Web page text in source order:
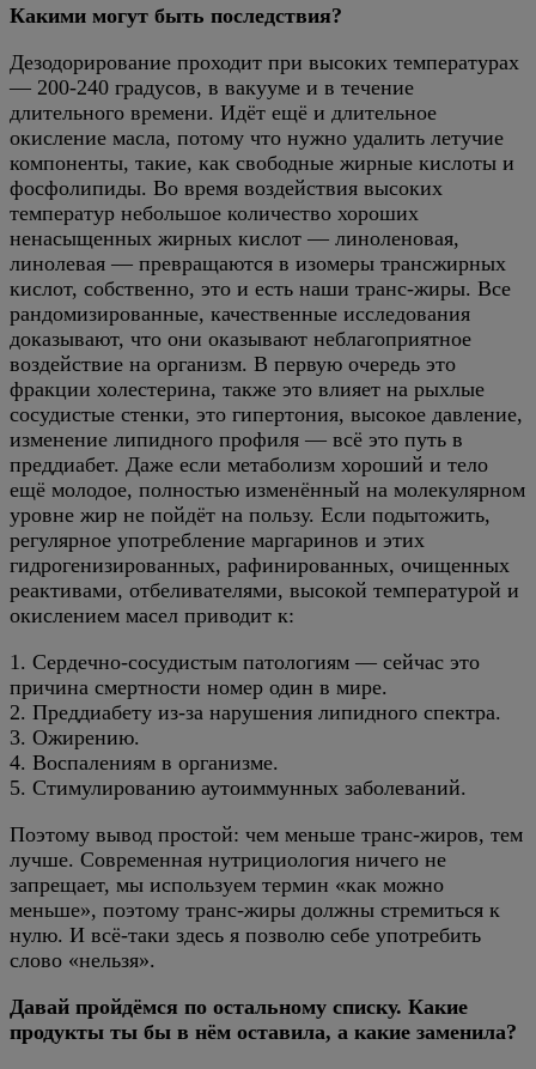
Какими могут быть последствия?
Дезодорирование проходит при высоких температурах
— 200-240 градусов, в вакууме и в течение
длительного времени. Идёт ещё и длительное
окисление масла, потому что нужно удалить летучие
компоненты, такие, как свободные жирные кислоты и
фосфолипиды. Во время воздействия высоких
температур небольшое количество хороших
ненасыщенных жирных кислот — линоленовая,
линолевая — превращаются в изомеры трансжирных
кислот, собственно, это и есть наши транс-жиры. Все
рандомизированные, качественные исследования
доказывают, что они оказывают неблагоприятное
воздействие на организм. В первую очередь это
фракции холестерина, также это влияет на рыхлые
сосудистые стенки, это гипертония, высокое давление,
изменение липидного профиля — всё это путь в
преддиабет. Даже если метаболизм хороший и тело
ещё молодое, полностью изменённый на молекулярном
уровне жир не пойдёт на пользу. Если подытожить,
регулярное употребление маргаринов и этих
гидрогенизированных, рафинированных, очищенных
реактивами, отбеливателями, высокой температурой и
окислением масел приводит к:
1. Сердечно-сосудистым патологиям — сейчас это
причина смертности номер один в мире.
2. Преддиабету из-за нарушения липидного спектра.
3. Ожирению.
4. Воспалениям в организме.
5. Стимулированию аутоиммунных заболеваний.
Поэтому вывод простой: чем меньше транс-жиров, тем
лучше. Современная нутрициология ничего не
запрещает, мы используем термин «как можно
меньше», поэтому транс-жиры должны стремиться к
нулю. И всё-таки здесь я позволю себе употребить
слово «нельзя».
Давай пройдёмся по остальному списку. Какие
продукты ты бы в нём оставила, а какие заменила?